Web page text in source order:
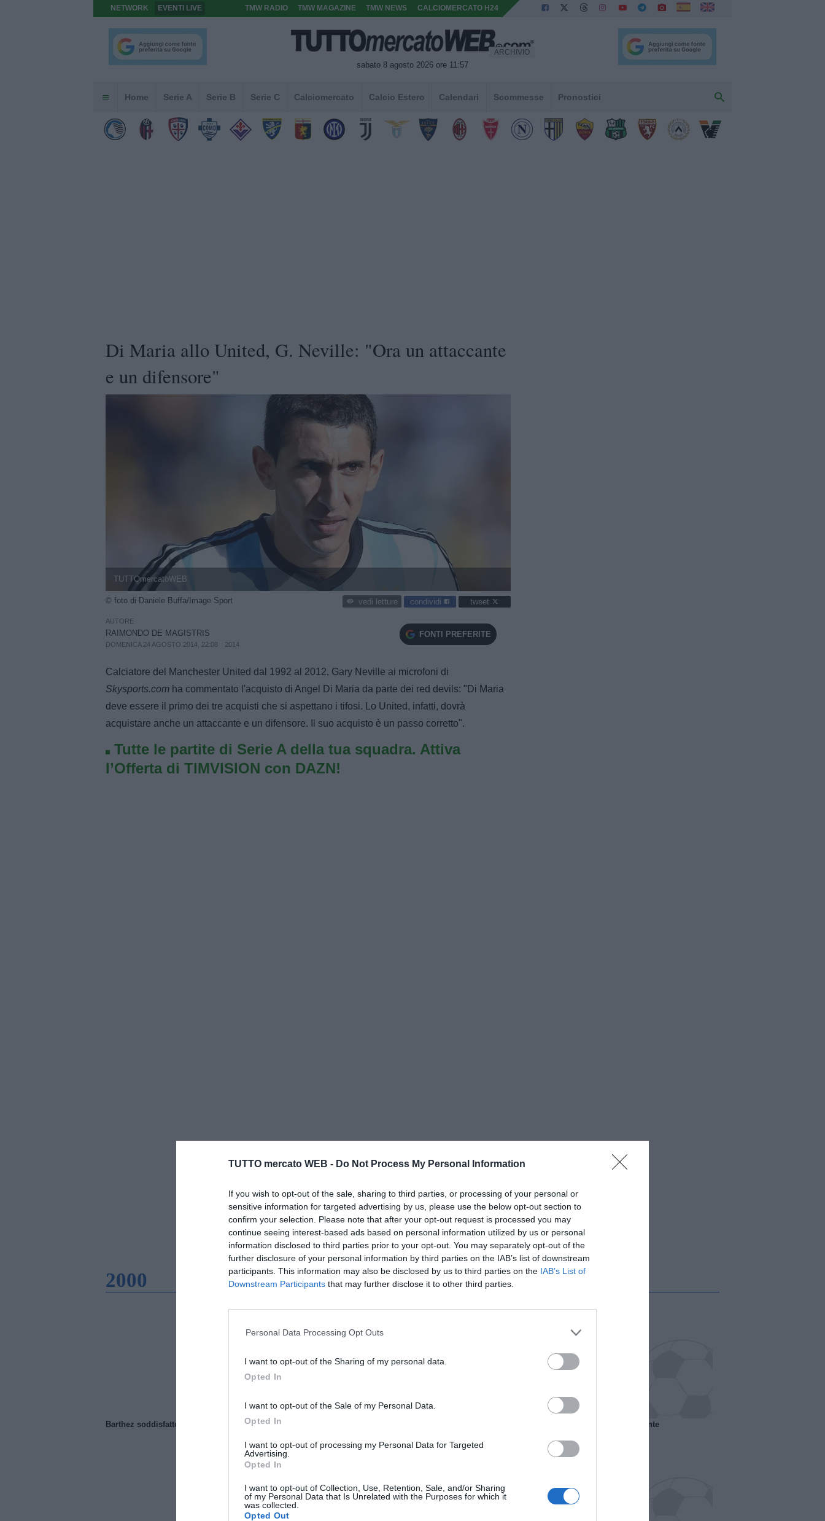
TUTTO mercato WEB - Do Not Process My Personal Information
If you wish to opt-out of the sale, sharing to third parties, or processing of your personal or
sensitive information for targeted advertising by us, please use the below opt-out section to
confirm your selection. Please note that after your opt-out request is processed you may
continue seeing interest-based ads based on personal information utilized by us or personal
information disclosed to third parties prior to your opt-out. You may separately opt-out of the
further disclosure of your personal information by third parties on the IAB’s list of downstream
participants. This information may also be disclosed by us to third parties on the IAB’s List of
Downstream Participants that may further disclose it to other third parties.
Personal Data Processing Opt Outs
I want to opt-out of the Sharing of my personal data.
Opted In
I want to opt-out of the Sale of my Personal Data.
Opted In
I want to opt-out of processing my Personal Data for Targeted
Advertising.
Opted In
I want to opt-out of Collection, Use, Retention, Sale, and/or Sharing
of my Personal Data that Is Unrelated with the Purposes for which it
was collected.
Opted Out
NETWORK EVENTI LIVE TMW RADIO TMW MAGAZINE TMW NEWS CALCIOMERCATO H24
sabato 8 agosto 2026 ore 11:57
ARCHIVIO
Home Serie A Serie B Serie C Calciomercato Calcio Estero Calendari Scommesse Pronostici
Di Maria allo United, G. Neville: "Ora un attaccante
e un difensore"
TUTTOmercatoWEB
© foto di Daniele Buffa/Image Sport vedi letture condividi tweet
AUTORE
RAIMONDO DE MAGISTRIS
DOMENICA 24 AGOSTO 2014, 22:08 2014
FONTI PREFERITE
Calciatore del Manchester United dal 1992 al 2012, Gary Neville ai microfoni di
Skysports.com ha commentato l'acquisto di Angel Di Maria da parte dei red devils: "Di Maria
deve essere il primo dei tre acquisti che si aspettano i tifosi. Lo United, infatti, dovrà
acquistare anche un attaccante e un difensore. Il suo acquisto è un passo corretto".
Tutte le partite di Serie A della tua squadra. Attiva
l’Offerta di TIMVISION con DAZN!
2000
Barthez soddisfatto del Manchester United Francia, il Marsiglia senza presidente